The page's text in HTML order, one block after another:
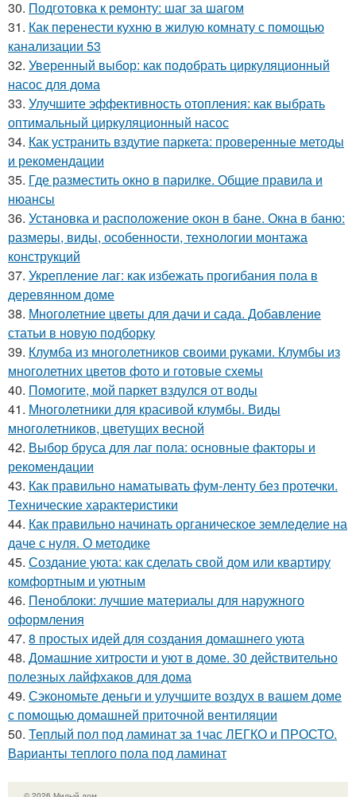
30. Подготовка к ремонту: шаг за шагом
31. Как перенести кухню в жилую комнату с помощью
канализации 53
32. Уверенный выбор: как подобрать циркуляционный
насос для дома
33. Улучшите эффективность отопления: как выбрать
оптимальный циркуляционный насос
34. Как устранить вздутие паркета: проверенные методы
и рекомендации
35. Где разместить окно в парилке. Общие правила и
нюансы
36. Установка и расположение окон в бане. Окна в баню:
размеры, виды, особенности, технологии монтажа
конструкций
37. Укрепление лаг: как избежать прогибания пола в
деревянном доме
38. Многолетние цветы для дачи и сада. Добавление
статьи в новую подборку
39. Клумба из многолетников своими руками. Клумбы из
многолетних цветов фото и готовые схемы
40. Помогите, мой паркет вздулся от воды
41. Многолетники для красивой клумбы. Виды
многолетников, цветущих весной
42. Выбор бруса для лаг пола: основные факторы и
рекомендации
43. Как правильно наматывать фум-ленту без протечки.
Технические характеристики
44. Как правильно начинать органическое земледелие на
даче с нуля. О методике
45. Создание уюта: как сделать свой дом или квартиру
комфортным и уютным
46. Пеноблоки: лучшие материалы для наружного
оформления
47. 8 простых идей для создания домашнего уюта
48. Домашние хитрости и уют в доме. 30 действительно
полезных лайфхаков для дома
49. Сэкономьте деньги и улучшите воздух в вашем доме
с помощью домашней приточной вентиляции
50. Теплый пол под ламинат за 1час ЛЕГКО и ПРОСТО.
Варианты теплого пола под ламинат